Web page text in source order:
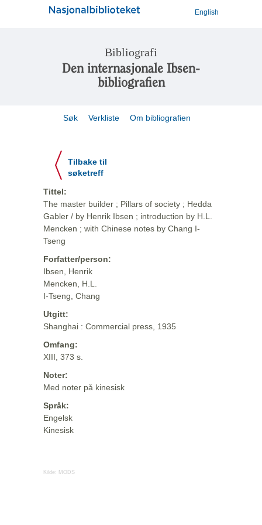
English
Bibliografi
Den internasjonale Ibsen-
bibliografien
Søk Verkliste Om bibliografien
Tilbake til
søketreff
Tittel:
The master builder ; Pillars of society ; Hedda
Gabler / by Henrik Ibsen ; introduction by H.L.
Mencken ; with Chinese notes by Chang I-
Tseng
Forfatter/person:
Ibsen, Henrik
Mencken, H.L.
I-Tseng, Chang
Utgitt:
Shanghai : Commercial press, 1935
Omfang:
XIII, 373 s.
Noter:
Med noter på kinesisk
Språk:
Engelsk
Kinesisk
Kilde: MODS